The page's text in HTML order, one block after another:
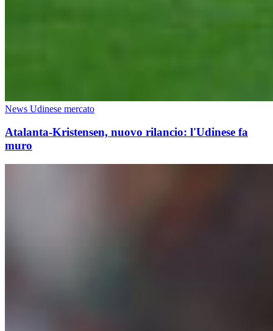
News Udinese mercato
Atalanta-Kristensen, nuovo rilancio: l'Udinese fa
muro